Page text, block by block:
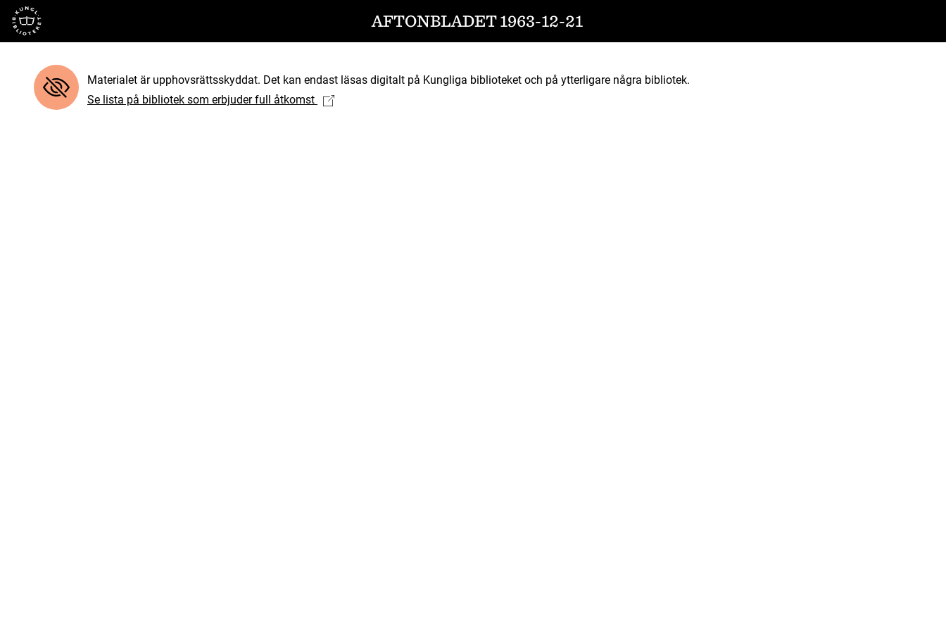
Till startsidan AFTONBLADET 1963-12-21
Materialet är upphovsrättsskyddat. Det kan endast läsas digitalt på Kungliga biblioteket och på ytterligare några bibliotek.
Se lista på bibliotek som erbjuder full åtkomst